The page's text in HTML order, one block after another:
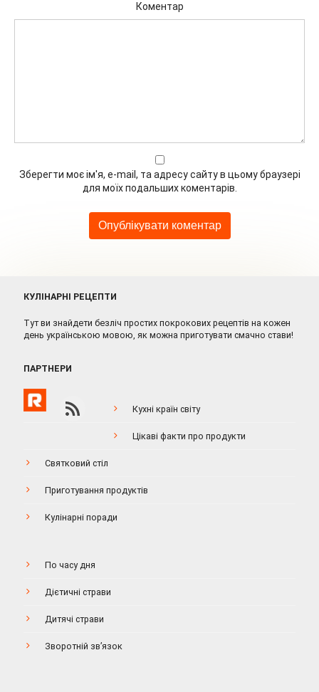
Коментар
Зберегти моє ім'я, e-mail, та адресу сайту в цьому браузері
для моїх подальших коментарів.
КУЛІНАРНІ РЕЦЕПТИ
Тут ви знайдети безліч простих покрокових рецептів на кожен
день українською мовою, як можна приготувати смачно стави!
ПАРТНЕРИ
Кухні країн світу
Цікаві факти про продукти
Святковий стіл
Приготування продуктів
Кулінарні поради
По часу дня
Дієтичні страви
Дитячі страви
Зворотній зв’язок